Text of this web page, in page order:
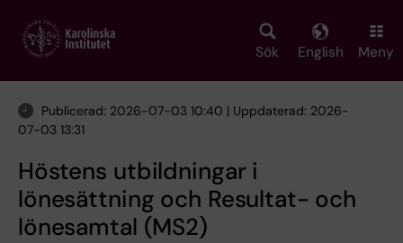
main
Sök English Meny
Publicerad: 2026-07-03 10:40 | Uppdaterad: 2026-
07-03 13:31
Höstens utbildningar i
lönesättning och Resultat- och
lönesamtal (MS2)